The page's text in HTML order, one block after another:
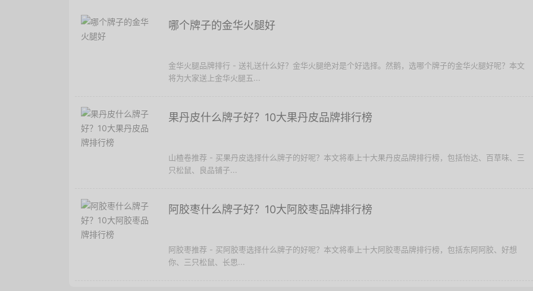
哪个牌子的金华火腿好
金华火腿品牌排行 - 送礼送什么好？金华火腿绝对是个好选择。然鹅，选哪个牌子的金华火腿好呢？本文
将为大家送上金华火腿五...
果丹皮什么牌子好？10大果丹皮品牌排行榜
山楂卷推荐 - 买果丹皮选择什么牌子的好呢？本文将奉上十大果丹皮品牌排行榜，包括怡达、百草味、三
只松鼠、良品铺子...
阿胶枣什么牌子好？10大阿胶枣品牌排行榜
阿胶枣推荐 - 买阿胶枣选择什么牌子的好呢？本文将奉上十大阿胶枣品牌排行榜，包括东阿阿胶、好想
你、三只松鼠、长思...